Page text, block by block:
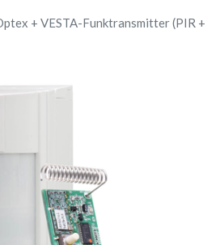
+ VESTA-Funktransmitter (PIR +